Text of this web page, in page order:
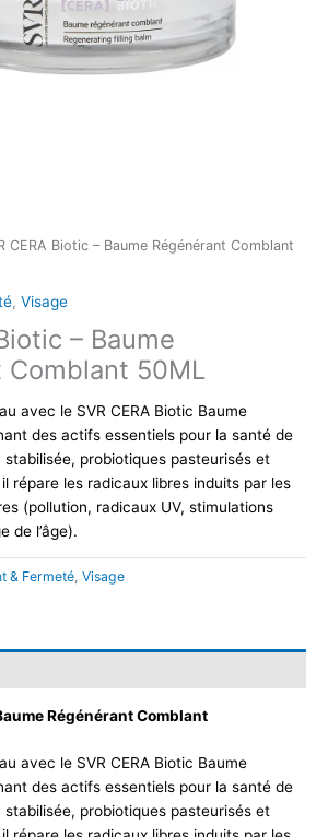
CERA Biotic – Baume Régénérant Comblant
, Visage
– Baume
Comblant 50ML
avec le SVR CERA Biotic Baume
des actifs essentiels pour la santé de
stabilisée, probiotiques pasteurisés et
répare les radicaux libres induits par les
(pollution, radicaux UV, stimulations
de l’âge).
& Fermeté, Visage
Régénérant Comblant
avec le SVR CERA Biotic Baume
des actifs essentiels pour la santé de
stabilisée, probiotiques pasteurisés et